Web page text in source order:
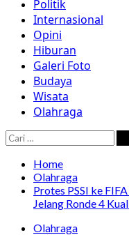
Politik
Internasional
Opini
Hiburan
Galeri Foto
Budaya
Wisata
Olahraga
Cari
untuk:
Home
Olahraga
Protes PSSI ke
Jelang Ronde 4
Olahraga